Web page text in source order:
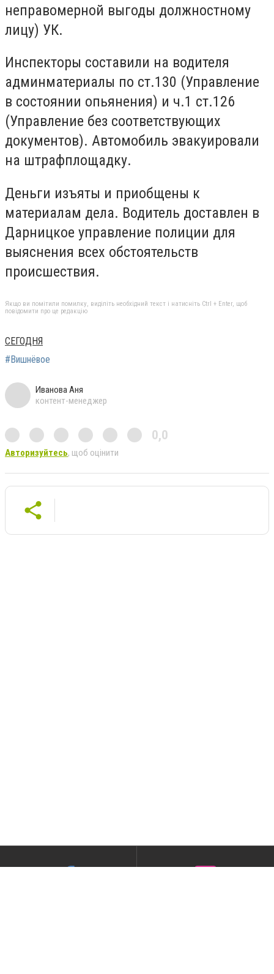
неправомерной выгоды должностному
лицу) УК.
Инспекторы составили на водителя
админматериалы по ст.130 (Управление
в состоянии опьянения) и ч.1 ст.126
(Управление без соответствующих
документов). Автомобиль эвакуировали
на штрафплощадку.
Деньги изъяты и приобщены к
материалам дела. Водитель доставлен в
Дарницкое управление полиции для
выяснения всех обстоятельств
происшествия.
Якщо ви помітили помилку, виділіть необхідний текст і натисніть Ctrl + Enter, щоб
повідомити про це редакцію
СЕГОДНЯ
#Вишнёвое
Иванова Аня
контент-менеджер
0,0
Авторизуйтесь, щоб оцінити